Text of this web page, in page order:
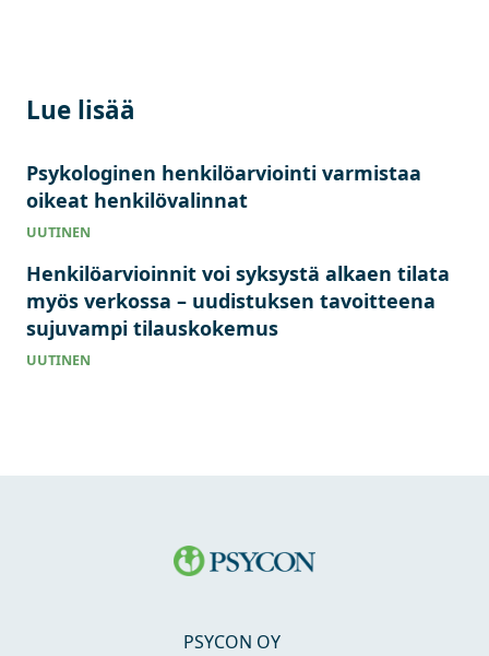
Lue lisää
Psykologinen henkilöarviointi varmistaa
oikeat henkilövalinnat
UUTINEN
Henkilöarvioinnit voi syksystä alkaen tilata
myös verkossa – uudistuksen tavoitteena
sujuvampi tilauskokemus
UUTINEN
PSYCON OY